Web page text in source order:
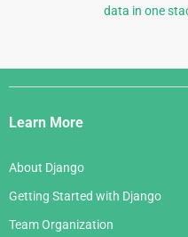
data in one
Django
Links
Learn More
About Django
Getting Started with Django
Team Organization